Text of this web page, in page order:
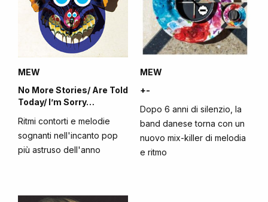
MEW
No More Stories/ Are Told
Today/ I’m Sorry…
Ritmi contorti e melodie
sognanti nell'incanto pop
più astruso dell'anno
MEW
+-
Dopo 6 anni di silenzio, la
band danese torna con un
nuovo mix-killer di melodia
e ritmo